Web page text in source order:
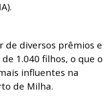
de diversos prêmios e
1.040 filhos, o que o
influentes na
de Milha.